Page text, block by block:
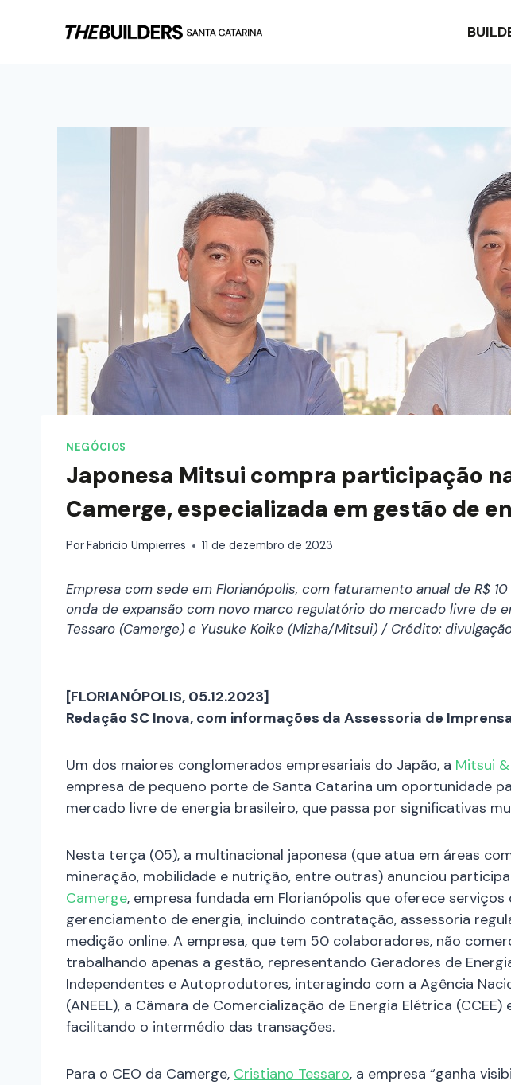
NEGÓCIOS
Japonesa Mitsui compra participação
Camerge, especializada em gestão de
PorFabricio Umpierres 11 de dezembro de 2023
Empresa com sede em Florianópolis, com faturamento anual de R$
onda de expansão com novo marco regulatório do mercado livre de
Tessaro (Camerge) e Yusuke Koike (Mizha/Mitsui) / Crédito:
[FLORIANÓPOLIS, 05.12.2023]
Redação SC Inova, com informações da Assessoria de
Um dos maiores conglomerados empresariais do Japão, a Mitsui
empresa de pequeno porte de Santa Catarina um oportunidade
mercado livre de energia brasileiro, que passa por significativas
Nesta terça (05), a multinacional japonesa (que atua em áreas
mineração, mobilidade e nutrição, entre outras) anunciou
Camerge, empresa fundada em Florianópolis que oferece
gerenciamento de energia, incluindo contratação, assessoria
medição online. A empresa, que tem 50 colaboradores, não
trabalhando apenas a gestão, representando Geradores de
Independentes e Autoprodutores, interagindo com a Agência
(ANEEL), a Câmara de Comercialização de Energia Elétrica
facilitando o intermédio das transações.
Para o CEO da Camerge, Cristiano Tessaro, a empresa “ganha